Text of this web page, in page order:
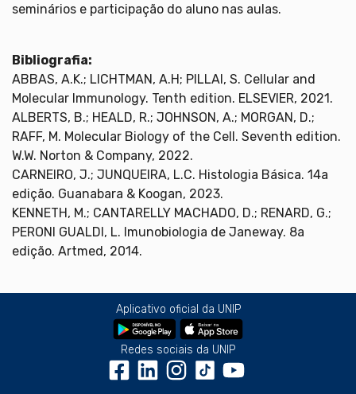
seminários e participação do aluno nas aulas.
Bibliografia:
ABBAS, A.K.; LICHTMAN, A.H; PILLAI, S. Cellular and
Molecular Immunology. Tenth edition. ELSEVIER, 2021.
ALBERTS, B.; HEALD, R.; JOHNSON, A.; MORGAN, D.;
RAFF, M. Molecular Biology of the Cell. Seventh edition.
W.W. Norton & Company, 2022.
CARNEIRO, J.; JUNQUEIRA, L.C. Histologia Básica. 14a
edição. Guanabara & Koogan, 2023.
KENNETH, M.; CANTARELLY MACHADO, D.; RENARD, G.;
PERONI GUALDI, L. Imunobiologia de Janeway. 8a
edição. Artmed, 2014.
Aplicativo oficial da UNIP
Redes sociais da UNIP